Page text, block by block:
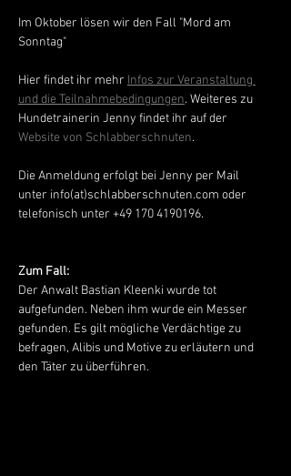
Im Oktober lösen wir den Fall "Mord am
Sonntag"
Hier findet ihr mehr Infos zur Veranstaltung
und die Teilnahmebedingungen. Weiteres zu
Hundetrainerin Jenny findet ihr auf der
Website von Schlabberschnuten.
Die Anmeldung erfolgt bei Jenny per Mail
unter info(at)schlabberschnuten.com oder
telefonisch unter +49 170 4190196.
Zum Fall:
Der Anwalt Bastian Kleenki wurde tot
aufgefunden. Neben ihm wurde ein Messer
gefunden. Es gilt mögliche Verdächtige zu
befragen, Alibis und Motive zu erläutern und
den Täter zu überführen.